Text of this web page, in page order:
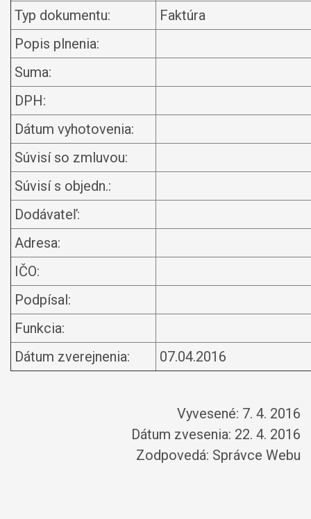
Typ dokumentu:
Faktúra
Popis plnenia:
Suma:
DPH:
Dátum vyhotovenia:
Súvisí so zmluvou:
Súvisí s objedn.:
Dodávateľ:
Adresa:
IČO:
Podpísal:
Funkcia:
Dátum zverejnenia:
07.04.2016
Vyvesené: 7. 4. 2016
Dátum zvesenia: 22. 4. 2016
Zodpovedá: Správce Webu